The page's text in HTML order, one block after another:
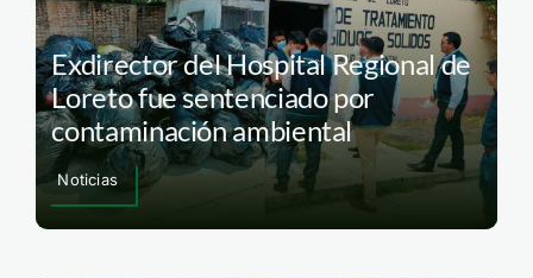
Exdirector del Hospital Regional de
Loreto fue sentenciado por
contaminación ambiental
Noticias